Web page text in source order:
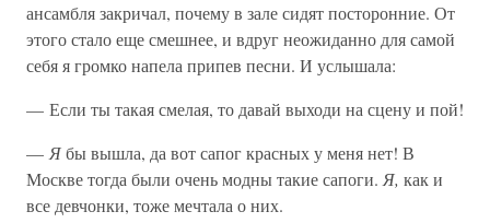
ансамбля закричал, почему в зале сидят посторонние. От
этого стало еще смешнее, и вдруг неожиданно для самой
себя я громко напела припев песни. И услышала:
— Если ты такая смелая, то давай выходи на сцену и пой!
— Ябы вышла, да вот сапог красных у меня нет! В
Москве тогда были очень модны такие сапоги. Я, как и
все девчонки, тоже мечтала о них.